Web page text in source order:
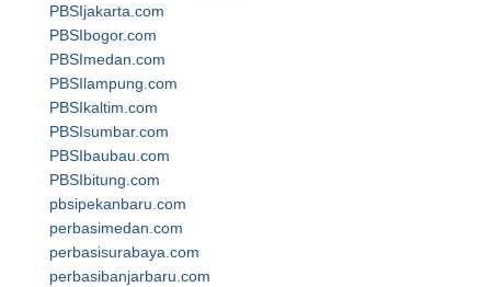
PBSIjakarta.com
PBSIbogor.com
PBSImedan.com
PBSIlampung.com
PBSIkaltim.com
PBSIsumbar.com
PBSIbaubau.com
PBSIbitung.com
pbsipekanbaru.com
perbasimedan.com
perbasisurabaya.com
perbasibanjarbaru.com